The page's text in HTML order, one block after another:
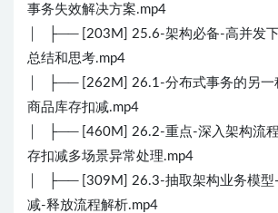
事务失效解决方案.mp4
│ ├── [203M] 25.6-架构必备-高并发
总结和思考.mp4
│ ├── [262M] 26.1-分布式事务的另一
商品库存扣减.mp4
│ ├── [460M] 26.2-重点-深入架构流
存扣减多场景异常处理.mp4
│ ├── [309M] 26.3-抽取架构业务模型
减-释放流程解析.mp4